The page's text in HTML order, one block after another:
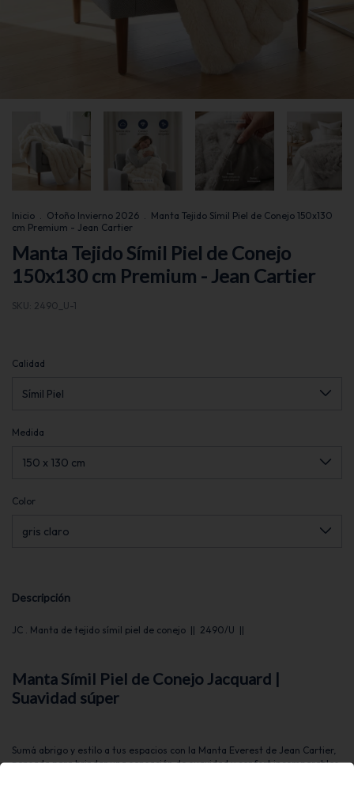
Inicio . Otoño Invierno 2026 . Manta Tejido Símil Piel de Conejo 150x130
cm Premium - Jean Cartier
Manta Tejido Símil Piel de Conejo
150x130 cm Premium - Jean Cartier
SKU: 2490_U-1
Calidad
Medida
Color
Descripción
JC . Manta de tejido símil piel de conejo || 2490/U ||
Manta Símil Piel de Conejo Jacquard |
Suavidad súper
Sumá abrigo y estilo a tus espacios con la Manta Everest de Jean Cartier,
pensada para brindar una sensación de suavidad y confort incomparables.